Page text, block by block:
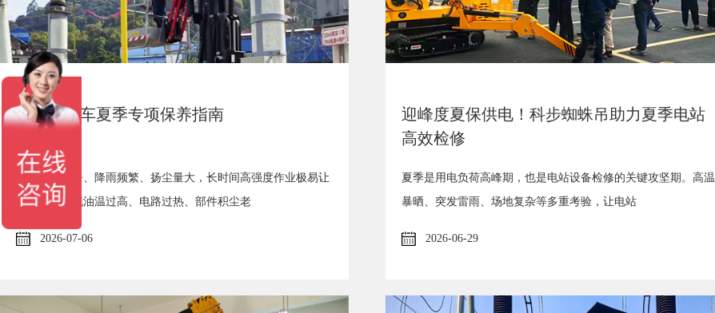
科步桅杆车夏季专项保养指南
夏季高温酷暑、降雨频繁、扬尘量大，长时间高强度作业极易让
高空设备出现油温过高、电路过热、部件积尘老
2026-07-06
迎峰度夏保供电！科步蜘蛛吊助力夏季电站
高效检修
夏季是用电负荷高峰期，也是电站设备检修的关键攻坚期。高温
暴晒、突发雷雨、场地复杂等多重考验，让电站
2026-06-29